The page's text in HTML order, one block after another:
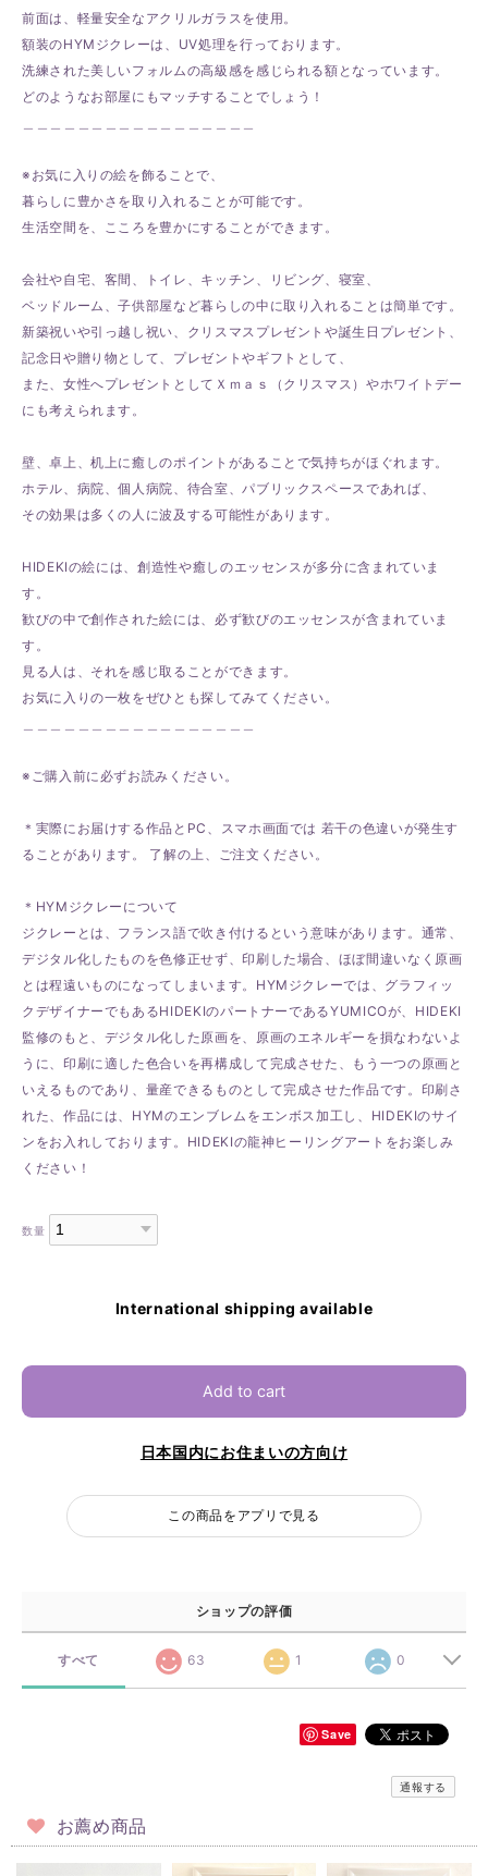
前面は、軽量安全なアクリルガラスを使用。
額装のHYMジクレーは、UV処理を行っております。
洗練された美しいフォルムの高級感を感じられる額となっています。
どのようなお部屋にもマッチすることでしょう！
※お気に入りの絵を飾ることで、
暮らしに豊かさを取り入れることが可能です。
生活空間を、こころを豊かにすることができます。
会社や自宅、客間、トイレ、キッチン、リビング、寝室、
ベッドルーム、子供部屋など暮らしの中に取り入れることは簡単です。
新築祝いや引っ越し祝い、クリスマスプレゼントや誕生日プレゼント、
記念日や贈り物として、プレゼントやギフトとして、
また、女性へプレゼントとしてＸｍａｓ（クリスマス）やホワイトデー
にも考えられます。
壁、卓上、机上に癒しのポイントがあることで気持ちがほぐれます。
ホテル、病院、個人病院、待合室、パブリックスペースであれば、
その効果は多くの人に波及する可能性があります。
HIDEKIの絵には、創造性や癒しのエッセンスが多分に含まれていま
す。
歓びの中で創作された絵には、必ず歓びのエッセンスが含まれていま
す。
見る人は、それを感じ取ることができます。
お気に入りの一枚をぜひとも探してみてください。
※ご購入前に必ずお読みください。
＊実際にお届けする作品とPC、スマホ画面では 若干の色違いが発生す
ることがあります。 了解の上、ご注文ください。
＊HYMジクレーについて
ジクレーとは、フランス語で吹き付けるという意味があります。通常、
デジタル化したものを色修正せず、印刷した場合、ほぼ間違いなく原画
とは程遠いものになってしまいます。HYMジクレーでは、グラフィッ
クデザイナーでもあるHIDEKIのパートナーであるYUMICOが、HIDEKI
監修のもと、デジタル化した原画を、原画のエネルギーを損なわないよ
うに、印刷に適した色合いを再構成して完成させた、もう一つの原画と
いえるものであり、量産できるものとして完成させた作品です。印刷さ
れた、作品には、HYMのエンブレムをエンボス加工し、HIDEKIのサイ
ンをお入れしております。HIDEKIの龍神ヒーリングアートをお楽しみ
ください！
数量
International shipping available
Add to cart
日本国内にお住まいの方向け
この商品をアプリで見る
ショップの評価
すべて 63 1 0
Save
通報する
お薦め商品